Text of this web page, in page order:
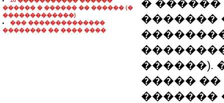
������ � ������ �� ������ (�
�������������)
��� ��������������
�������� �� ���� ����
�
�������
������).
�����
�������